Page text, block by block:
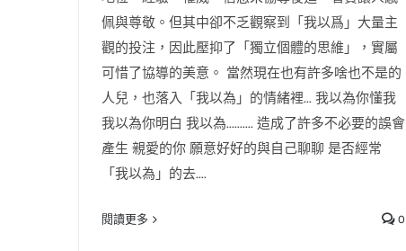
佩與尊敬。但其中卻不乏觀察到「我以爲」大量主
觀的投注，因此壓抑了「獨立個體的思維」，實屬
可惜了協導的美意。 當然現在也有許多啥也不是的
人兒，也落入「我以為」的情緒裡... 我以為你懂我
我以為你明白 我以為.......... 造成了許多不必要的誤會
產生 親愛的你 願意好好的與自己聊聊 是否經常
「我以為」的去....
閱讀更多 0